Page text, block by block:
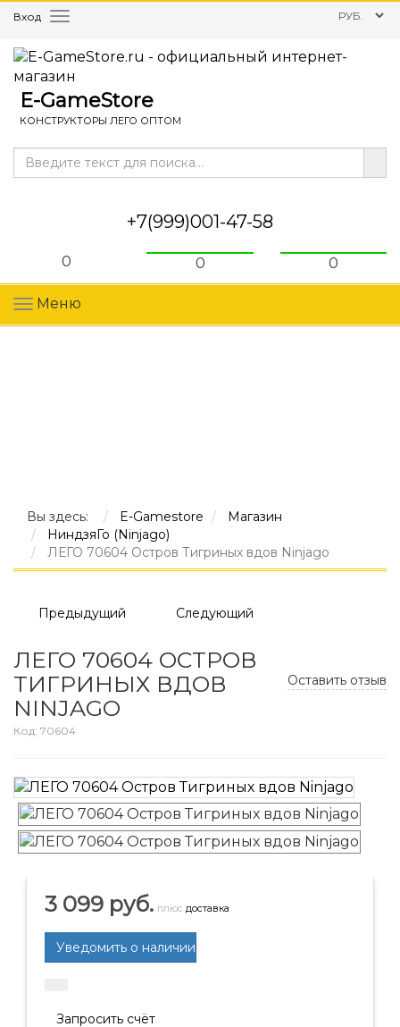
Меню
Вход
E-GameStore
КОНСТРУКТОРЫ ЛЕГО ОПТОМ
+7(999)001-47-58
0
0
0
Меню
Вы здесь: E-Gamestore
Магазин
НиндзяГо (Ninjago)
ЛЕГО 70604 Остров Тигриных вдов Ninjago
Предыдущий Следующий
Оставить отзыв
ЛЕГО 70604 ОСТРОВ
ТИГРИНЫХ ВДОВ
NINJAGO
Код: 70604
3 099 руб. плюс доставка
Запросить счёт